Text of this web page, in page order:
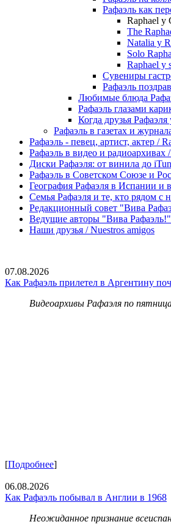
Рафаэль как
Raphael y
The
Natalia y
Solo
Raphael y
Сувениры
Рафаэль
Любимые блюда
Рафаэль глазами
Когда друзья Рафаэля
Рафаэль в газетах и
Рафаэль - певец, артист, актер /
Рафаэль в видео и радиоархивах
Диски Рафаэля: от винила до
Рафаэль в Советском Союзе и
География Рафаэля в Испании и
Семья Рафаэля и те, кто рядом с
Редакционный совет "Вива
Ведущие авторы "Вива Рафаэль!"
Наши друзья / Nuestros amigos
07.08.2026
Как Рафаэль прилетел в Аргентину
Видеоархивы Рафаэля по
[Подробнее]
06.08.2026
Как Рафаэль побывал в Англии в 1968
Неожиданное признание